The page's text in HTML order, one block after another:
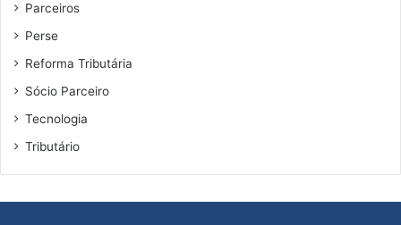
Parceiros
Perse
Reforma Tributária
Sócio Parceiro
Tecnologia
Tributário